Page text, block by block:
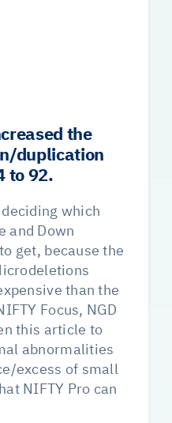
the
duplication
to 92.
which
and Down
get, because the
than the
Focus, NGD
this article to
abnormalities
excess of small
NIFTY Pro can